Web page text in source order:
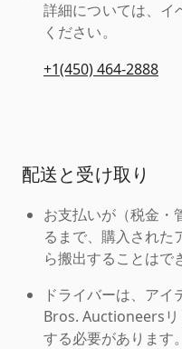
詳細については、イ
ください。
+1(450) 464-2888
配送と受け取り
お支払いが（税金・
るまで、購入された
ら搬出することはで
ドライバーは、ア
Bros. Auctioneersリ
する必要があります。